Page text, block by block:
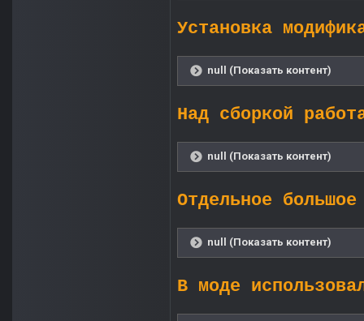
Установка
null (Показать контент)
Над сборкой
null (Показать контент)
Отдельное
null (Показать контент)
В моде